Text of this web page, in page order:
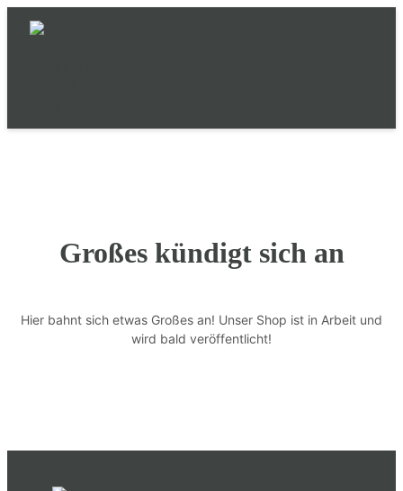
Großes kündigt sich an
Hier bahnt sich etwas Großes an! Unser Shop ist in Arbeit und
wird bald veröffentlicht!